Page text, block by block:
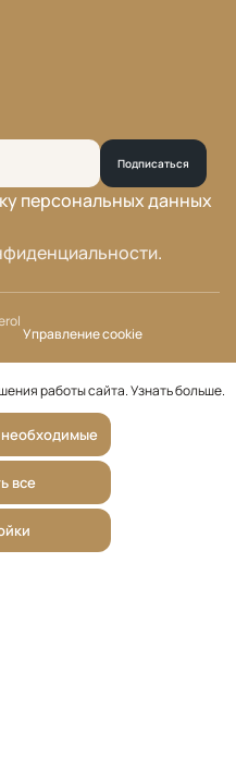
Подписаться
персональных данных
.
Управление cookie
работы сайта.Узнать больше.
необходимые
все